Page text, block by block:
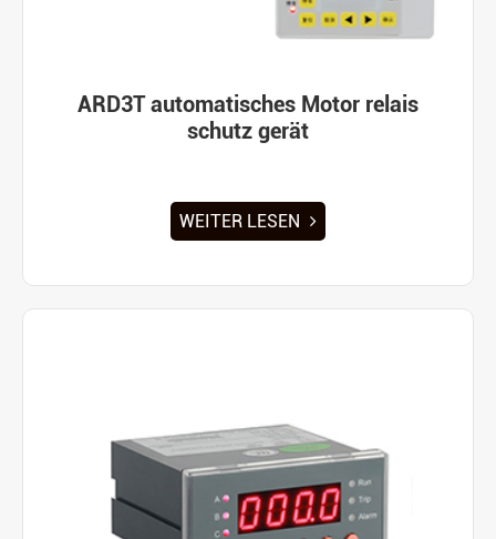
ARD3T automatisches Motor relais
schutz gerät
WEITER LESEN